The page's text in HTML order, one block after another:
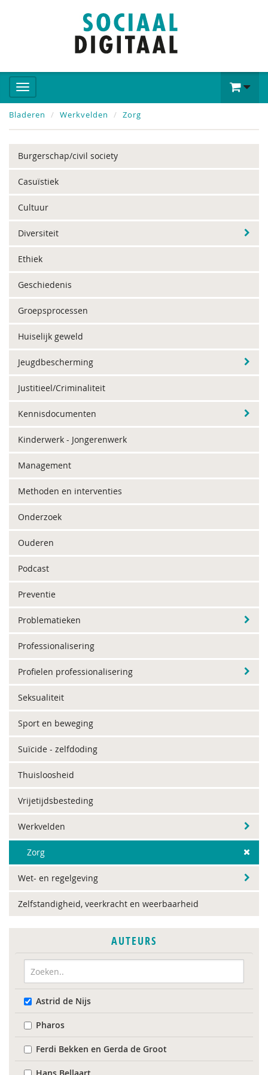
Bladeren Werkvelden Zorg
Burgerschap/civil society
Casuïstiek
Cultuur
Diversiteit
Ethiek
Geschiedenis
Groepsprocessen
Huiselijk geweld
Jeugdbescherming
Justitieel/Criminaliteit
Kennisdocumenten
Kinderwerk - Jongerenwerk
Management
Methoden en interventies
Onderzoek
Ouderen
Podcast
Preventie
Problematieken
Professionalisering
Profielen professionalisering
Seksualiteit
Sport en beweging
Suïcide - zelfdoding
Thuisloosheid
Vrijetijdsbesteding
Werkvelden
Zorg
Wet- en regelgeving
Zelfstandigheid, veerkracht en weerbaarheid
AUTEURS
Astrid de Nijs
Pharos
Ferdi Bekken en Gerda de Groot